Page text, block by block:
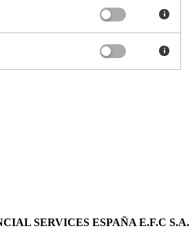
SERVICES ESPAÑA E.F.C S.A.